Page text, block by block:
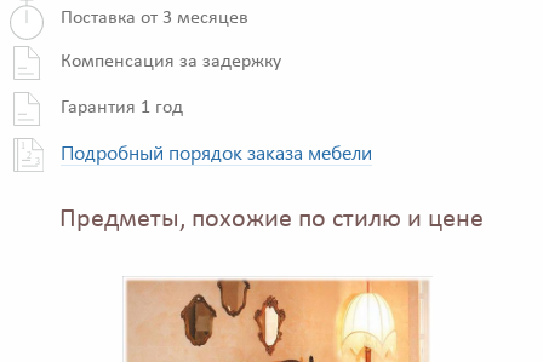
Поставка от 3 месяцев
Компенсация за задержку
Гарантия 1 год
Подробный порядок заказа мебели
Предметы, похожие по стилю и цене